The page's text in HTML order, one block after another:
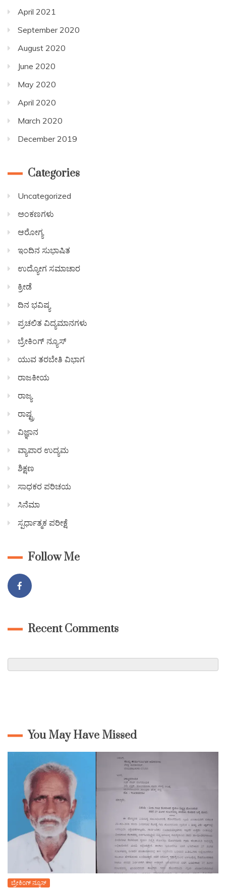
April 2021
September 2020
August 2020
June 2020
May 2020
April 2020
March 2020
December 2019
Categories
Uncategorized
ಅಂಕಣಗಳು
ಆರೋಗ್ಯ
ಇಂದಿನ ಸುಭಾಷಿತ
ಉದ್ಯೋಗ ಸಮಾಚಾರ
ಕ್ರೀಡೆ
ದಿನ ಭವಿಷ್ಯ
ಪ್ರಚಲಿತ ವಿದ್ಯಮಾನಗಳು
ಬ್ರೇಕಿಂಗ್ ನ್ಯೂಸ್
ಯುವ ತರಬೇತಿ ವಿಭಾಗ
ರಾಜಕೀಯ
ರಾಜ್ಯ
ರಾಷ್ಟ್ರ
ವಿಜ್ಞಾನ
ವ್ಯಾಪಾರ ಉದ್ಯಮ
ಶಿಕ್ಷಣ
ಸಾಧಕರ ಪರಿಚಯ
ಸಿನೆಮಾ
ಸ್ಪರ್ಧಾತ್ಮಕ ಪರೀಕ್ಷೆ
Follow Me
Recent Comments
You May Have Missed
ಬ್ರೇಕಿಂಗ್ ನ್ಯೂಸ್